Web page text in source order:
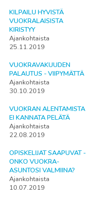
KILPAILU HYVISTÄ
VUOKRALAISISTA
KIRISTYY
Ajankohtaista
25.11.2019
VUOKRAVAKUUDEN
PALAUTUS - VIIPYMÄTTÄ
Ajankohtaista
30.10.2019
VUOKRAN ALENTAMISTA
EI KANNATA PELÄTÄ
Ajankohtaista
22.08.2019
OPISKELIJAT SAAPUVAT -
ONKO VUOKRA-
ASUNTOSI VALMIINA?
Ajankohtaista
10.07.2019